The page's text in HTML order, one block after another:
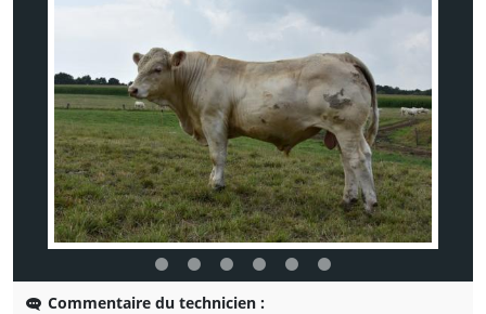
Commentaire du technicien :